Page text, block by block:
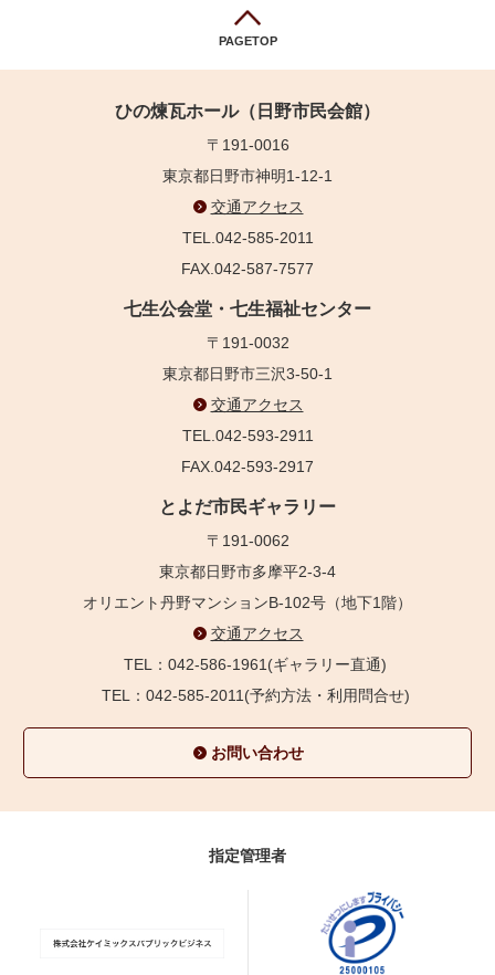
PAGETOP
ひの煉瓦ホール（日野市民会館）
〒191-0016
東京都日野市神明1-12-1
交通アクセス
TEL.042-585-2011
FAX.042-587-7577
七生公会堂・七生福祉センター
〒191-0032
東京都日野市三沢3-50-1
交通アクセス
TEL.042-593-2911
FAX.042-593-2917
とよだ市民ギャラリー
〒191-0062
東京都日野市多摩平2-3-4
オリエント丹野マンションB-102号（地下1階）
交通アクセス
TEL：042-586-1961(ギャラリー直通)
TEL：042-585-2011(予約方法・利用問合せ)
お問い合わせ
指定管理者